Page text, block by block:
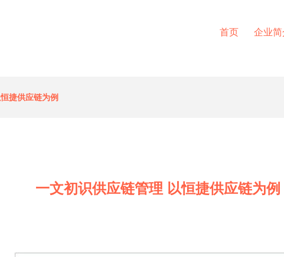
首页 企业简
捷供应链为例
一文初识供应链管理 以恒捷供应链为例